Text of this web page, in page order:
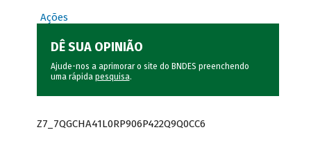
Ações
DÊ SUA OPINIÃO
Ajude-nos a aprimorar o site do BNDES preenchendo
uma rápida pesquisa.
Z7_7QGCHA41L0RP906P422Q9Q0CC6